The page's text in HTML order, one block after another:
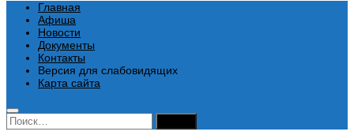
Главная
Афиша
Новости
Документы
Контакты
Версия для слабовидящих
Карта сайта
Найти: